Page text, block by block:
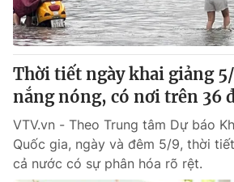
Thời tiết ngày khai giảng
nắng nóng, có nơi trên 36
VTV.vn - Theo Trung tâm Dự báo
Quốc gia, ngày và đêm 5/9, thời
cả nước có sự phân hóa rõ rệt.